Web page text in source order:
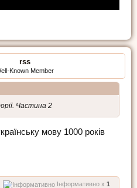
rss
Known Member
Частина 2
мову 1000 років
Інформативно x 1